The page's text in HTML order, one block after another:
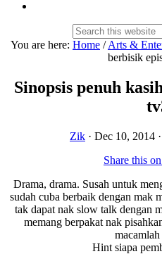
Search
this
You are here: Home / Arts &
berbisik
Sinopsis penuh
Zik · Dec 10, 2014 ·
Share this
Drama, drama. Susah untuk
sudah cuba berbaik dengan mak
tak dapat nak slow talk dengan
memang berpakat nak
Hint siapa